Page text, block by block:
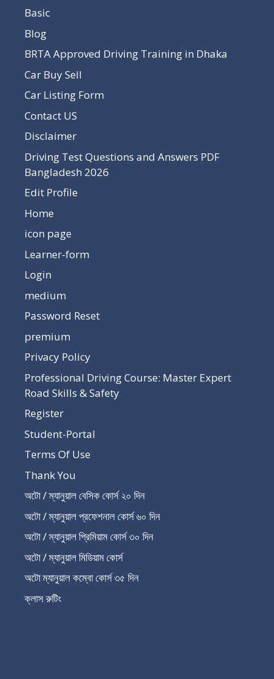
Basic
Blog
BRTA Approved Driving Training in Dhaka
Car Buy Sell
Car Listing Form
Contact US
Disclaimer
Driving Test Questions and Answers PDF
Bangladesh 2026
Edit Profile
Home
icon page
Learner-form
Login
medium
Password Reset
premium
Privacy Policy
Professional Driving Course: Master Expert
Road Skills & Safety
Register
Student-Portal
Terms Of Use
Thank You
অটো / ম্যানুয়াল বেসিক কোর্স ২০ দিন
অটো / ম্যানুয়াল প্রফেশনাল কোর্স ৬০ দিন
অটো / ম্যানুয়াল প্রিমিয়াম কোর্স ৩০ দিন
অটো / ম্যানুয়াল মিডিয়াম কোর্স
অটো ম্যানুয়াল কম্বো কোর্স ৩৫ দিন
ক্লাস রুটিং